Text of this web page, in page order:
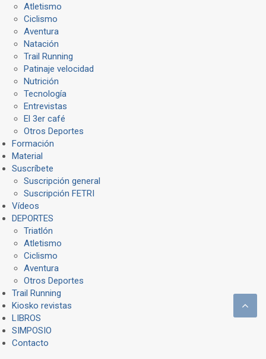
Atletismo
Ciclismo
Aventura
Natación
Trail Running
Patinaje velocidad
Nutrición
Tecnología
Entrevistas
El 3er café
Otros Deportes
Formación
Material
Suscríbete
Suscripción general
Suscripción FETRI
Vídeos
DEPORTES
Triatlón
Atletismo
Ciclismo
Aventura
Otros Deportes
Trail Running
Kiosko revistas
LIBROS
SIMPOSIO
Contacto